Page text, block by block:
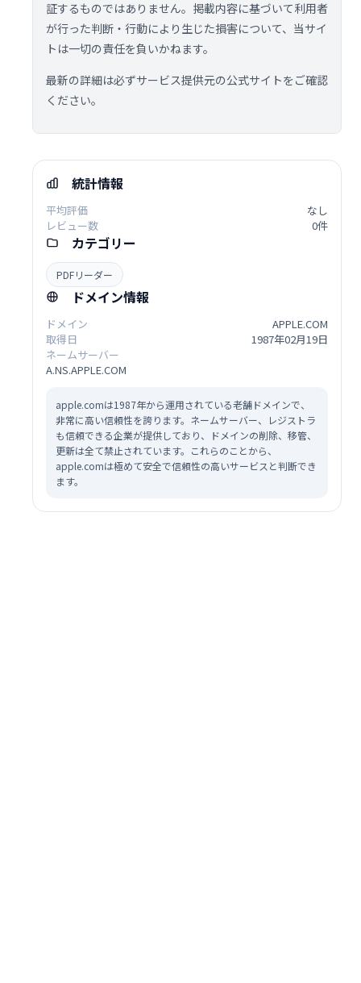
証するものではありません。掲載内容に基づいて利用者
が行った判断・行動により生じた損害について、当サイ
トは一切の責任を負いかねます。
最新の詳細は必ずサービス提供元の公式サイトをご確認
ください。
統計情報
平均評価
なし
レビュー数
0件
カテゴリー
PDFリーダー
ドメイン情報
ドメイン
APPLE.COM
取得日
1987年02月19日
ネームサーバー
A.NS.APPLE.COM
apple.comは1987年から運用されている老舗ドメインで、
非常に高い信頼性を誇ります。ネームサーバー、レジストラ
も信頼できる企業が提供しており、ドメインの削除、移管、
更新は全て禁止されています。これらのことから、
apple.comは極めて安全で信頼性の高いサービスと判断でき
ます。